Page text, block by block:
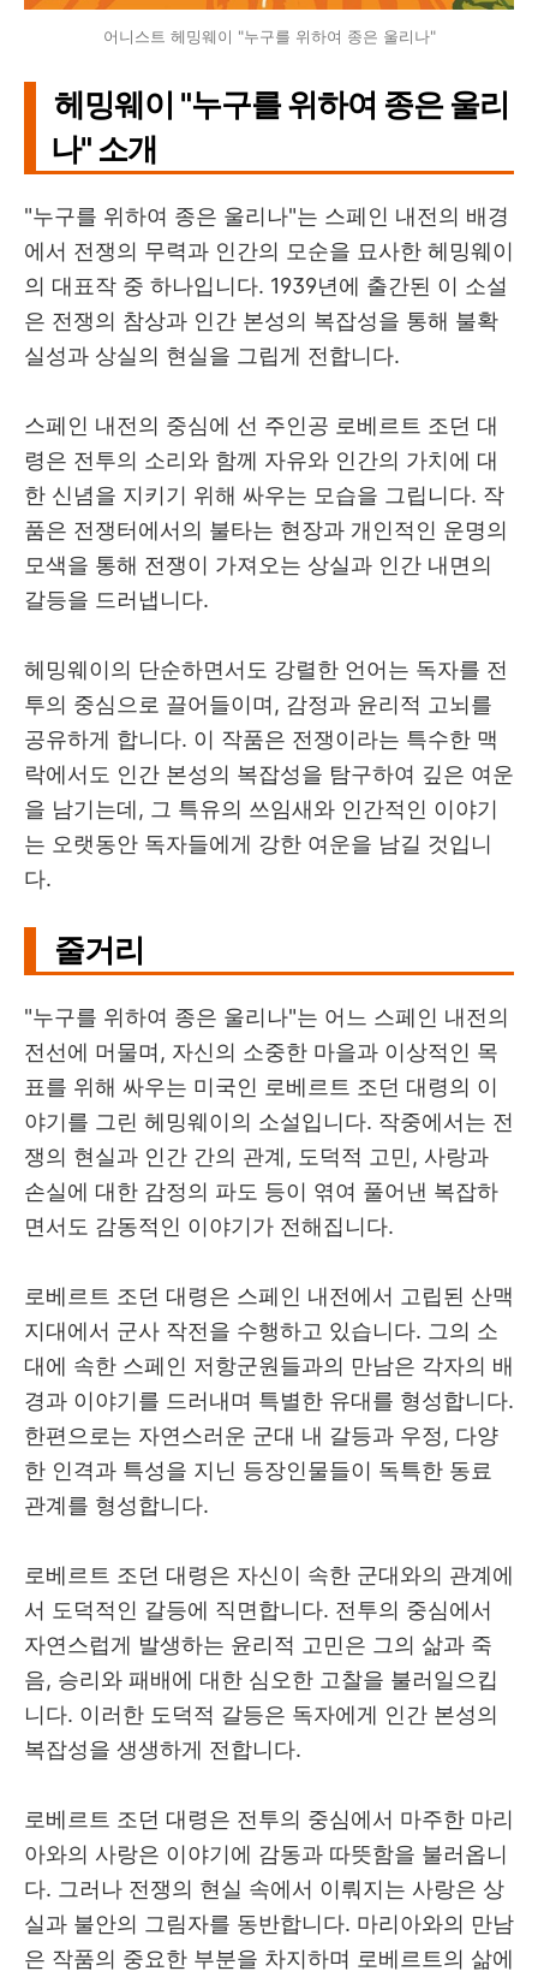
어니스트 헤밍웨이 "누구를 위하여 종은 울리나"
헤밍웨이 "누구를 위하여 종은 울리
나" 소개
"누구를 위하여 종은 울리나"는 스페인 내전의 배경
에서 전쟁의 무력과 인간의 모순을 묘사한 헤밍웨이
의 대표작 중 하나입니다. 1939년에 출간된 이 소설
은 전쟁의 참상과 인간 본성의 복잡성을 통해 불확
실성과 상실의 현실을 그립게 전합니다.
스페인 내전의 중심에 선 주인공 로베르트 조던 대
령은 전투의 소리와 함께 자유와 인간의 가치에 대
한 신념을 지키기 위해 싸우는 모습을 그립니다. 작
품은 전쟁터에서의 불타는 현장과 개인적인 운명의
모색을 통해 전쟁이 가져오는 상실과 인간 내면의
갈등을 드러냅니다.
헤밍웨이의 단순하면서도 강렬한 언어는 독자를 전
투의 중심으로 끌어들이며, 감정과 윤리적 고뇌를
공유하게 합니다. 이 작품은 전쟁이라는 특수한 맥
락에서도 인간 본성의 복잡성을 탐구하여 깊은 여운
을 남기는데, 그 특유의 쓰임새와 인간적인 이야기
는 오랫동안 독자들에게 강한 여운을 남길 것입니
다.
줄거리
"누구를 위하여 종은 울리나"는 어느 스페인 내전의
전선에 머물며, 자신의 소중한 마을과 이상적인 목
표를 위해 싸우는 미국인 로베르트 조던 대령의 이
야기를 그린 헤밍웨이의 소설입니다. 작중에서는 전
쟁의 현실과 인간 간의 관계, 도덕적 고민, 사랑과
손실에 대한 감정의 파도 등이 엮여 풀어낸 복잡하
면서도 감동적인 이야기가 전해집니다.
로베르트 조던 대령은 스페인 내전에서 고립된 산맥
지대에서 군사 작전을 수행하고 있습니다. 그의 소
대에 속한 스페인 저항군원들과의 만남은 각자의 배
경과 이야기를 드러내며 특별한 유대를 형성합니다.
한편으로는 자연스러운 군대 내 갈등과 우정, 다양
한 인격과 특성을 지닌 등장인물들이 독특한 동료
관계를 형성합니다.
로베르트 조던 대령은 자신이 속한 군대와의 관계에
서 도덕적인 갈등에 직면합니다. 전투의 중심에서
자연스럽게 발생하는 윤리적 고민은 그의 삶과 죽
음, 승리와 패배에 대한 심오한 고찰을 불러일으킵
니다. 이러한 도덕적 갈등은 독자에게 인간 본성의
복잡성을 생생하게 전합니다.
로베르트 조던 대령은 전투의 중심에서 마주한 마리
아와의 사랑은 이야기에 감동과 따뜻함을 불러옵니
다. 그러나 전쟁의 현실 속에서 이뤄지는 사랑은 상
실과 불안의 그림자를 동반합니다. 마리아와의 만남
은 작품의 중요한 부분을 차지하며 로베르트의 삶에